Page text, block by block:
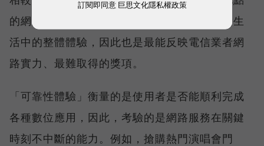
的網路表現，這兩項指標更重視使用者在真實生
活中的整體體驗，因此也是最能反映電信業者網
路實力、最難取得的獎項。
「可靠性體驗」衡量的是使用者是否能順利完成
各種數位應用，因此，考驗的是網路服務在關鍵
時刻不中斷的能力。例如，搶購熱門演唱會門
訂閱即同意 巨思文化隱私權政策